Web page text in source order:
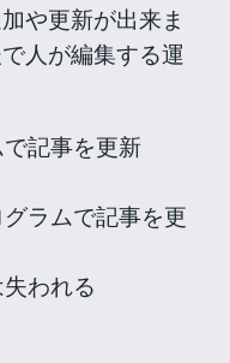
や更新が出来ま
人が編集する運
記事を更新
ラムで記事を更
われる